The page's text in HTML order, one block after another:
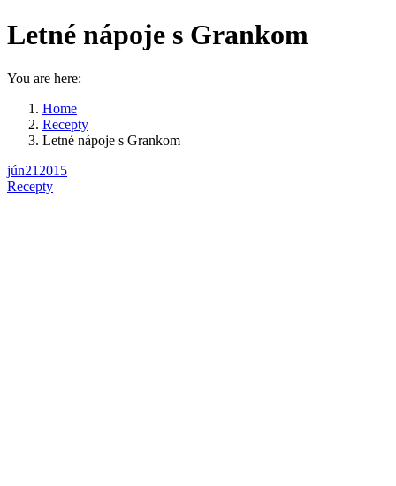
Letné nápoje s Grankom
You are here:
Home
Recepty
Letné nápoje s Grankom
jún21 2015
Recepty